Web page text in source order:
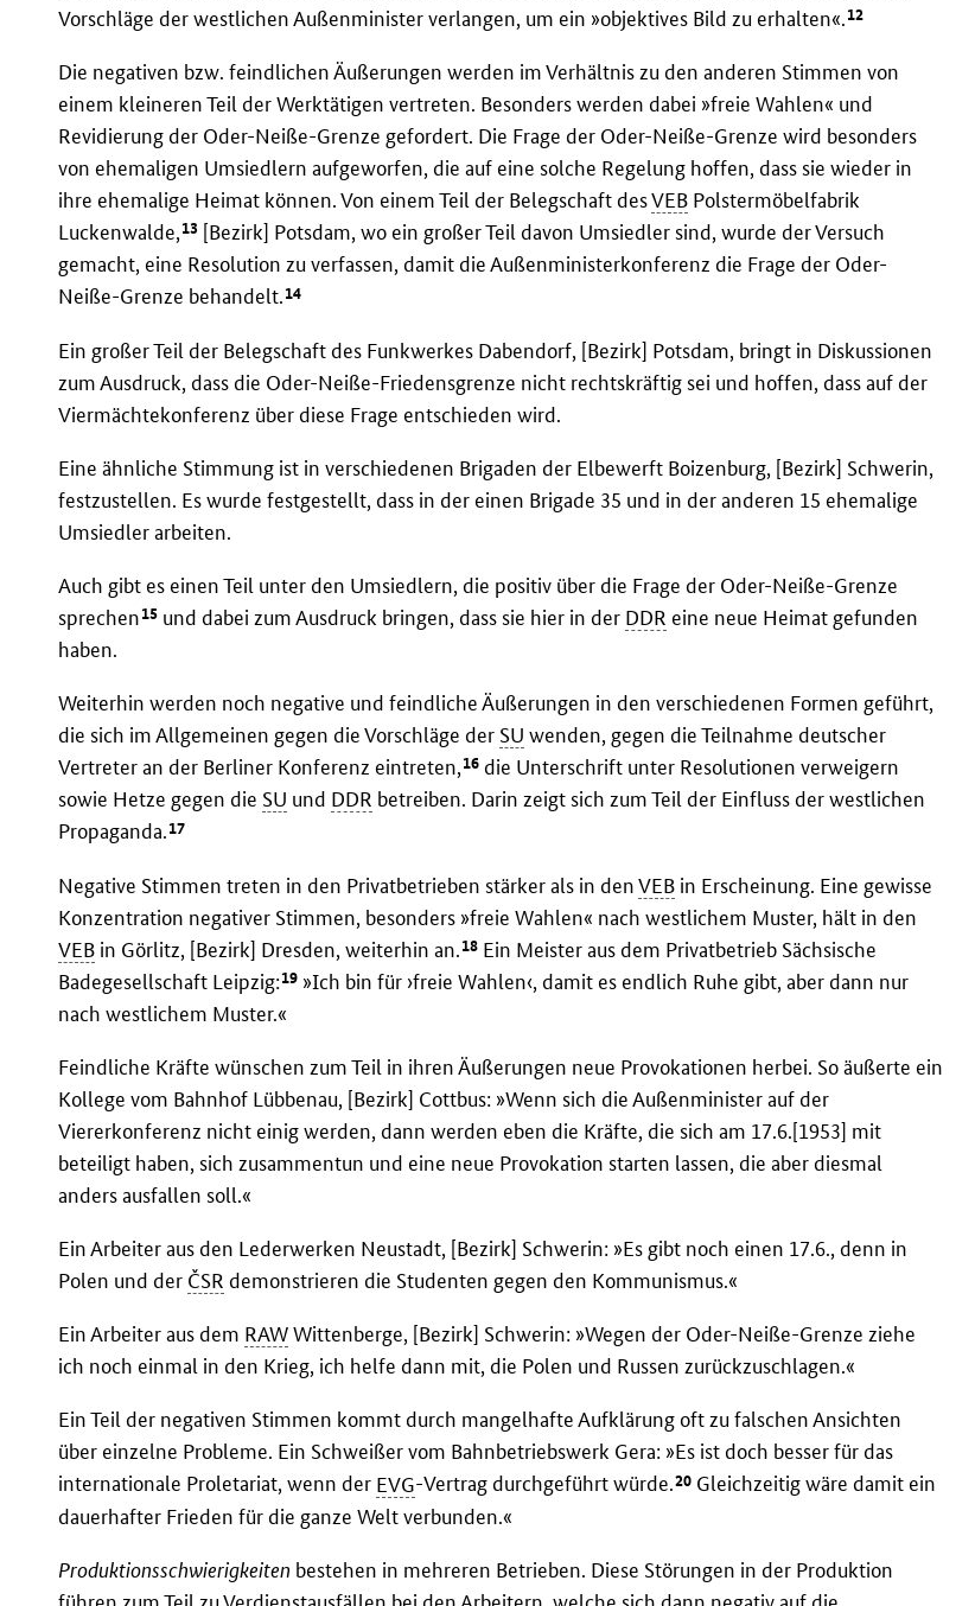
Vorschläge der westlichen Außenminister verlangen, um ein »objektives Bild zu erhalten«.12
Die negativen bzw. feindlichen Äußerungen werden im Verhältnis zu den anderen Stimmen von
einem kleineren Teil der Werktätigen vertreten. Besonders werden dabei »freie Wahlen« und
Revidierung der Oder-Neiße-Grenze gefordert. Die Frage der Oder-Neiße-Grenze wird besonders
von ehemaligen Umsiedlern aufgeworfen, die auf eine solche Regelung hoffen, dass sie wieder in
ihre ehemalige Heimat können. Von einem Teil der Belegschaft desVEB Polstermöbelfabrik
Luckenwalde,13 [Bezirk] Potsdam, wo ein großer Teil davon Umsiedler sind, wurde der Versuch
gemacht, eine Resolution zu verfassen, damit die Außenministerkonferenz die Frage der Oder-
Neiße-Grenze behandelt.14
Ein großer Teil der Belegschaft des Funkwerkes Dabendorf, [Bezirk] Potsdam, bringt in Diskussionen
zum Ausdruck, dass die Oder-Neiße-Friedensgrenze nicht rechtskräftig sei und hoffen, dass auf der
Viermächtekonferenz über diese Frage entschieden wird.
Eine ähnliche Stimmung ist in verschiedenen Brigaden der Elbewerft Boizenburg, [Bezirk] Schwerin,
festzustellen. Es wurde festgestellt, dass in der einen Brigade 35 und in der anderen 15 ehemalige
Umsiedler arbeiten.
Auch gibt es einen Teil unter den Umsiedlern, die positiv über die Frage der Oder-Neiße-Grenze
sprechen15 und dabei zum Ausdruck bringen, dass sie hier in der DDR eine neue Heimat gefunden
haben.
Weiterhin werden noch negative und feindliche Äußerungen in den verschiedenen Formen geführt,
die sich im Allgemeinen gegen die Vorschläge der SU wenden, gegen die Teilnahme deutscher
Vertreter an der Berliner Konferenz eintreten,16 die Unterschrift unter Resolutionen verweigern
sowie Hetze gegen die SU und DDR betreiben. Darin zeigt sich zum Teil der Einfluss der westlichen
Propaganda.17
Negative Stimmen treten in den Privatbetrieben stärker als in denVEB in Erscheinung. Eine gewisse
Konzentration negativer Stimmen, besonders »freie Wahlen« nach westlichem Muster, hält in den
VEB in Görlitz, [Bezirk] Dresden, weiterhin an.18 Ein Meister aus dem Privatbetrieb Sächsische
Badegesellschaft Leipzig:19 »Ich bin für ›freie Wahlen‹, damit es endlich Ruhe gibt, aber dann nur
nach westlichem Muster.«
Feindliche Kräfte wünschen zum Teil in ihren Äußerungen neue Provokationen herbei. So äußerte ein
Kollege vom Bahnhof Lübbenau, [Bezirk] Cottbus: »Wenn sich die Außenminister auf der
Viererkonferenz nicht einig werden, dann werden eben die Kräfte, die sich am 17.6.[1953] mit
beteiligt haben, sich zusammentun und eine neue Provokation starten lassen, die aber diesmal
anders ausfallen soll.«
Ein Arbeiter aus den Lederwerken Neustadt, [Bezirk] Schwerin: »Es gibt noch einen 17.6., denn in
Polen und der ČSR demonstrieren die Studenten gegen den Kommunismus.«
Ein Arbeiter aus dem RAWWittenberge, [Bezirk] Schwerin: »Wegen der Oder-Neiße-Grenze ziehe
ich noch einmal in den Krieg, ich helfe dann mit, die Polen und Russen zurückzuschlagen.«
Ein Teil der negativen Stimmen kommt durch mangelhafte Aufklärung oft zu falschen Ansichten
über einzelne Probleme. Ein Schweißer vom Bahnbetriebswerk Gera: »Es ist doch besser für das
internationale Proletariat, wenn der EVG-Vertrag durchgeführt würde.20 Gleichzeitig wäre damit ein
dauerhafter Frieden für die ganze Welt verbunden.«
Produktionsschwierigkeiten bestehen in mehreren Betrieben. Diese Störungen in der Produktion